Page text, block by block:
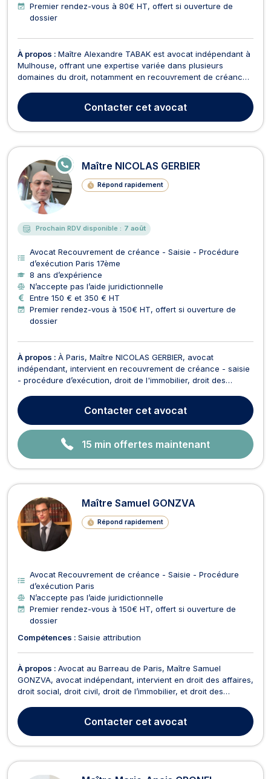
Premier rendez-vous à 80€ HT, offert si ouverture de
dossier
À propos : Maître Alexandre TABAK est avocat indépendant à
Mulhouse, offrant une expertise variée dans plusieurs
domaines du droit, notamment en recouvrement de créance,
baux commerciaux, droit des contrats, droit de la famille,
droit des sociétés, droit pénal, droit de la...
Contacter cet avocat
Maître NICOLAS GERBIER
Répond rapidement
E
N
LI
G
N
E
Prochain RDV disponible : 7 août
Avocat Recouvrement de créance - Saisie - Procédure
d’exécution Paris 17ème
8 ans d’expérience
N’accepte pas l’aide juridictionnelle
Entre 150 € et 350 € HT
Premier rendez-vous à 150€ HT, offert si ouverture de
dossier
À propos : À Paris, Maître NICOLAS GERBIER, avocat
indépendant, intervient en recouvrement de créance - saisie
- procédure d’exécution, droit de l'immobilier, droit des
bancaire et boursier, droit de la consommation et droit civil. Il
assiste et représente ses clients dans le ...
Contacter cet avocat
15 min offertes maintenant
Maître Samuel GONZVA
Répond rapidement
Avocat Recouvrement de créance - Saisie - Procédure
d’exécution Paris
N’accepte pas l’aide juridictionnelle
Premier rendez-vous à 150€ HT, offert si ouverture de
dossier
Compétences : Saisie attribution
À propos : Avocat au Barreau de Paris, Maître Samuel
GONZVA, avocat indépendant, intervient en droit des affaires,
droit social, droit civil, droit de l’immobilier, et droit des
mettant au service de votre dossier sa pratique du
contentieux, sa connaissance de la procédure civi...
Contacter cet avocat